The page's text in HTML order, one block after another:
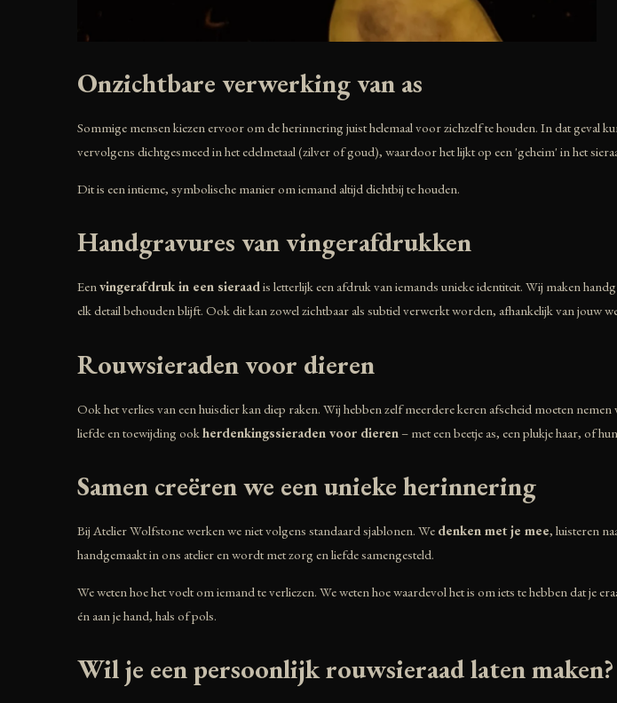
Onzichtbare verwerking van as
Sommige mensen kiezen ervoor om de herinnering juist helemaal voor zichzelf te houden. In dat geval
vervolgens dichtgesmeed in het edelmetaal (zilver of goud), waardoor het lijkt op een 'geheim' in het
Dit is een intieme, symbolische manier om iemand altijd dichtbij te houden.
Handgravures van vingerafdrukken
Eenvingerafdruk in een sieraadis letterlijk een afdruk van iemands unieke identiteit. Wij maken
elk detail behouden blijft. Ook dit kan zowel zichtbaar als subtiel verwerkt worden, afhankelijk van jouw
Rouwsieraden voor dieren
Ook het verlies van een huisdier kan diep raken. Wij hebben zelf meerdere keren afscheid moeten
liefde en toewijding ook herdenkingssieraden voor dieren – met een beetje as, een plukje haar, of
Samen creëren we een unieke herinnering
Bij Atelier Wolfstone werken we niet volgens standaard sjablonen. We denken met je mee, luisteren
handgemaakt in ons atelier en wordt met zorg en liefde samengesteld.
We weten hoe het voelt om iemand te verliezen. We weten hoe waardevol het is om iets te hebben dat
én aan je hand, hals of pols.
Wil je een persoonlijk rouwsieraad laten maken?